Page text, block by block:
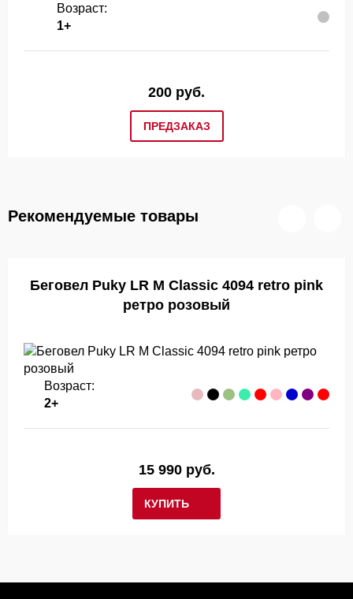
Возраст:
1+
ПРЕДЗАКАЗ
200 руб.
Рекомендуемые товары
Беговел Puky LR M Classic 4094 retro pink
ретро розовый
Возраст:
2+
КУПИТЬ
15 990 руб.